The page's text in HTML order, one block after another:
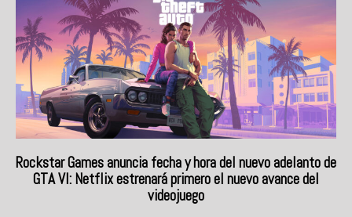
Rockstar Games anuncia fecha y hora del nuevo adelanto de
GTA VI: Netflix estrenará primero el nuevo avance del
videojuego